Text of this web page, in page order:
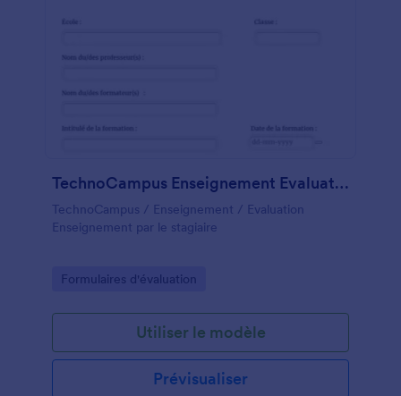
TechnoCampus Enseignement Evaluation Enseignement Par Le Stagiaire
TechnoCampus / Enseignement / Evaluation
Enseignement par le stagiaire
Go to Category:
Formulaires d'évaluation
Utiliser le modèle
Prévisualiser